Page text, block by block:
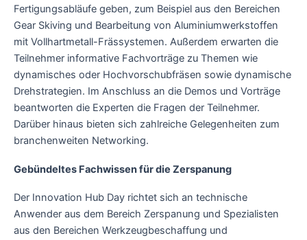
Fertigungsabläufe geben, zum Beispiel aus den Bereichen
Gear Skiving und Bearbeitung von Aluminiumwerkstoffen
mit Vollhartmetall-Frässystemen. Außerdem erwarten die
Teilnehmer informative Fachvorträge zu Themen wie
dynamisches oder Hochvorschubfräsen sowie dynamische
Drehstrategien. Im Anschluss an die Demos und Vorträge
beantworten die Experten die Fragen der Teilnehmer.
Darüber hinaus bieten sich zahlreiche Gelegenheiten zum
branchenweiten Networking.
Gebündeltes Fachwissen für die Zerspanung
Der Innovation Hub Day richtet sich an technische
Anwender aus dem Bereich Zerspanung und Spezialisten
aus den Bereichen Werkzeugbeschaffung und